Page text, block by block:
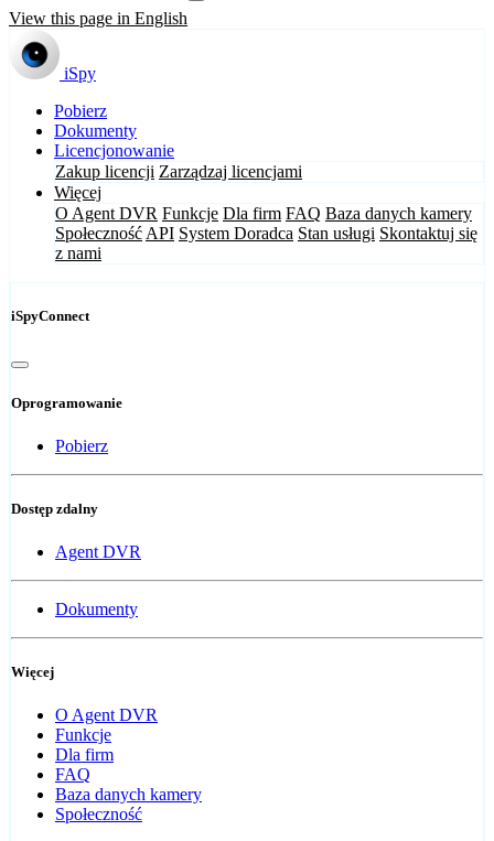
View this page in English
iSpy
Pobierz
Dokumenty
Licencjonowanie
Zakup licencji Zarządzaj licencjami
Więcej
O Agent DVR Funkcje Dla firm FAQ Baza danych kamery
Społeczność API System Doradca Stan usługi Skontaktuj się
z nami
iSpyConnect
Oprogramowanie
Pobierz
Dostęp zdalny
Agent DVR
Dokumenty
Więcej
O Agent DVR
Funkcje
Dla firm
FAQ
Baza danych kamery
Społeczność